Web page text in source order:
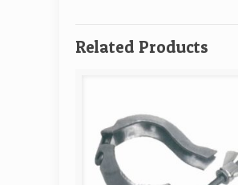
Related Products